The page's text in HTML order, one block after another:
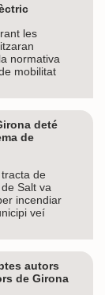
les
normativa
mobilitat
deté
de
tracta de
Salt va
incendiar
veí
autors
de Girona